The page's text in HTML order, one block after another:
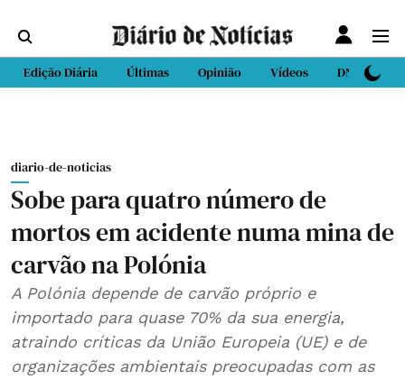
Edição Diária Últimas Opinião Vídeos DN Sport
diario-de-noticias
Sobe para quatro número de
mortos em acidente numa mina de
carvão na Polónia
A Polónia depende de carvão próprio e
importado para quase 70% da sua energia,
atraindo críticas da União Europeia (UE) e de
organizações ambientais preocupadas com as